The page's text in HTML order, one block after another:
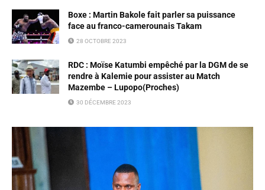
Boxe : Martin Bakole fait parler sa puissance
face au franco-camerounais Takam
28 OCTOBRE 2023
RDC : Moïse Katumbi empêché par la DGM de se
rendre à Kalemie pour assister au Match
Mazembe – Lupopo(Proches)
30 DÉCEMBRE 2023